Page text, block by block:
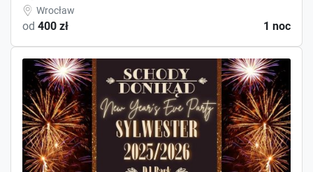
Wrocław
od 400 zł 1 noc